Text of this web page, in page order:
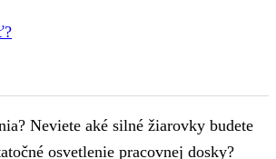
Neviete aké silné žiarovky budete
osvetlenie pracovnej dosky?